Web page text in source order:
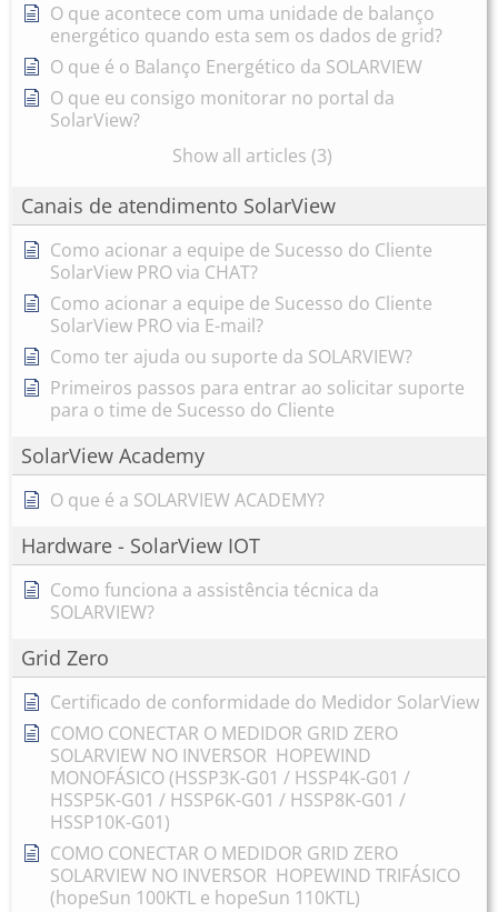
O que acontece com uma unidade de balanço
energético quando esta sem os dados de grid?
O que é o Balanço Energético da SOLARVIEW
O que eu consigo monitorar no portal da
SolarView?
Show all articles (3)
Canais de atendimento SolarView
Como acionar a equipe de Sucesso do Cliente
SolarView PRO via CHAT?
Como acionar a equipe de Sucesso do Cliente
SolarView PRO via E-mail?
Como ter ajuda ou suporte da SOLARVIEW?
Primeiros passos para entrar ao solicitar suporte
para o time de Sucesso do Cliente
SolarView Academy
O que é a SOLARVIEW ACADEMY?
Hardware - SolarView IOT
Como funciona a assistência técnica da
SOLARVIEW?
Grid Zero
Certificado de conformidade do Medidor SolarView
COMO CONECTAR O MEDIDOR GRID ZERO
SOLARVIEW NO INVERSOR HOPEWIND
MONOFÁSICO (HSSP3K-G01 / HSSP4K-G01 /
HSSP5K-G01 / HSSP6K-G01 / HSSP8K-G01 /
HSSP10K-G01)
COMO CONECTAR O MEDIDOR GRID ZERO
SOLARVIEW NO INVERSOR HOPEWIND TRIFÁSICO
(hopeSun 100KTL e hopeSun 110KTL)